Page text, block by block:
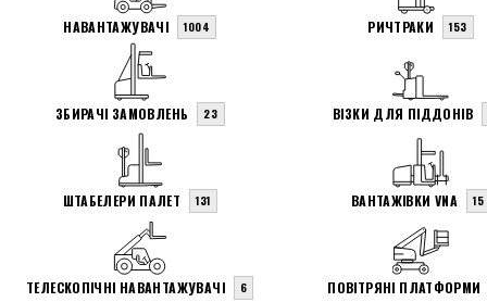
НАВАНТАЖУВАЧІ 1004 РИЧТРАКИ 153
ЗБИРАЧІ ЗАМОВЛЕНЬ 23 ВІЗКИ ДЛЯ ПІДДОНІВ
ШТАБЕЛЕРИ ПАЛЕТ 131 ВАНТАЖІВКИ VNA 15
ТЕЛЕСКОПІЧНІ НАВАНТАЖУВАЧІ 6 ПОВІТРЯНІ ПЛАТФОРМИ